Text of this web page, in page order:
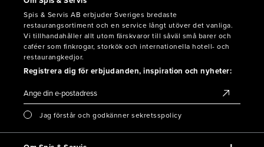
Spis & Servis AB erbjuder Sveriges bredaste
restaurangsortiment och en service långt utöver det vanliga.
Vi tillhandahåller allt utom färskvaror till såväl små barer och
caféer som finkrogar, storkök och internationella hotell- och
restaurangkedjor.
Registrera dig för erbjudanden, inspiration och nyheter:
Jag förstår och godkänner sekretsspolicy